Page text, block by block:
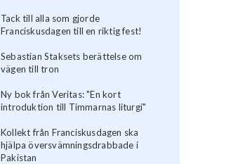
Tack till alla som gjorde
Franciskusdagen till en riktig fest!
Sebastian Staksets berättelse om
vägen till tron
Ny bok från Veritas: "En kort
introduktion till Timmarnas liturgi"
Kollekt från Franciskusdagen ska
hjälpa översvämningsdrabbade i
Pakistan